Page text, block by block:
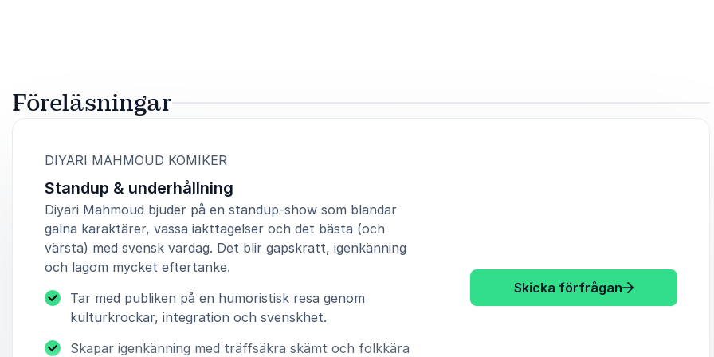
Föreläsningar
DIYARI MAHMOUD KOMIKER
Standup & underhållning
Diyari Mahmoud bjuder på en standup-show som blandar
galna karaktärer, vassa iakttagelser och det bästa (och
värsta) med svensk vardag. Det blir gapskratt, igenkänning
och lagom mycket eftertanke.
Tar med publiken på en humoristisk resa genom
kulturkrockar, integration och svenskhet.
Skapar igenkänning med träffsäkra skämt och folkkära
Skicka förfrågan: Diyari